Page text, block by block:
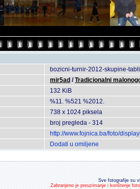
bozicni-turnir-2012-skupine-
mir5ad /Tradicionalni
132 KiB
%11. %521 %2012.
738 x 1024 piksela
broj pregleda - 314
http://www.fojnica.ba/foto/
Dodati u omiljene
Sve fotografije su
Zabranjeno je preuzimanje i korištenje